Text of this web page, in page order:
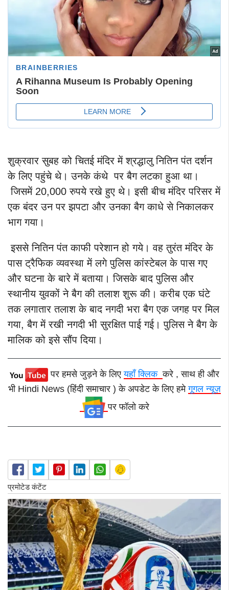
शुक्रवार सुबह को चितई मंदिर में श्रद्धालु नितिन पंत दर्शन
के लिए पहुंचे थे। उनके कंथे पर बैग लटका हुआ था।
जिसमें 20,000 रुपये रखे हुए थे। इसी बीच मंदिर परिसर में
एक बंदर उन पर झपटा और उनका बैग काधे से निकालकर
भाग गया।
इससे नितिन पंत काफी परेशान हो गये। वह तुरंत मंदिर के
पास ट्रैफिक व्यवस्था में लगे पुलिस कांस्टेबल के पास गए
और घटना के बारे में बताया। जिसके बाद पुलिस और
स्थानीय युवकों ने बैग की तलाश शुरू की। करीब एक घंटे
तक लगातार तलाश के बाद नगदी भरा बैग एक जगह पर मिल
गया, बैग में रखी नगदी भी सुरक्षित पाई गई। पुलिस ने बैग के
मालिक को इसे सौंप दिया।
पर हमसे जुड़ने के लिएयहाँ क्लिककरे , साथ ही और
भी Hindi News (हिंदी समाचार ) के अपडेट के लिए हमेगूगल न्यूज़
पर फॉलो करे